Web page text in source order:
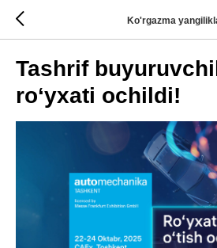
Ko'rgazma
Tashrif
ro‘yxati ochildi!